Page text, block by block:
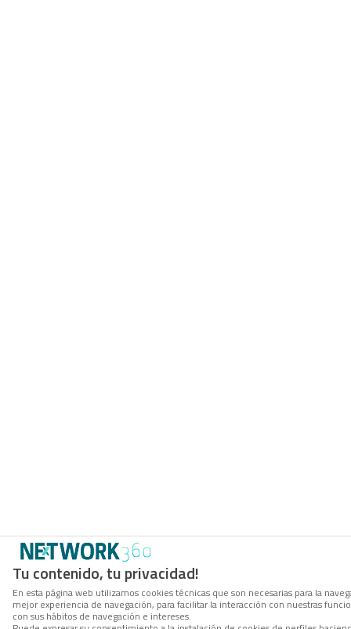
Tu contenido, tu privacidad!
En esta página web utilizamos cookies técnicas que son necesarias para la
mejor experiencia de navegación, para facilitar la interacción con nuestras
con sus hábitos de navegación e intereses.